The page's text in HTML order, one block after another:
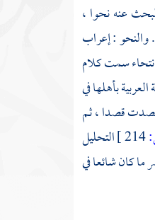
عنه نحوا ،
. والنحو : إعراب
سمت كلام
بأهلها في
قصدا ، ثم
التحليل
ما كان شائعا في